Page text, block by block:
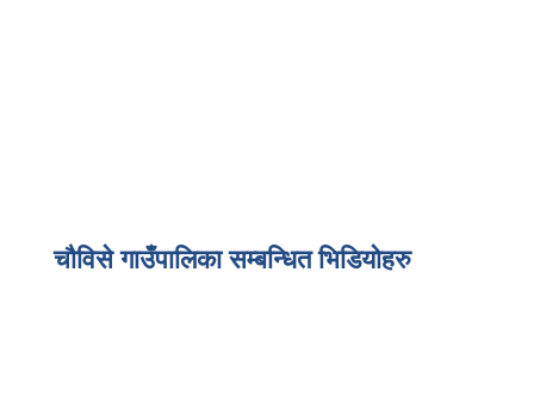
चौविसे गाउँपालिका सम्बन्धित भिडियोहरु